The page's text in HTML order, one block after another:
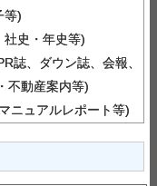
等)
社史・年史等)
誌、ダウン誌、会報、
不動産案内等)
ニュアルレポート等)